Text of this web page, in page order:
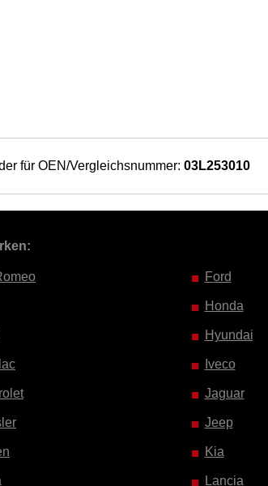
für OEN/Vergleichsnummer: 03L253010
Ford
Honda
Hyundai
Iveco
Jaguar
Jeep
Kia
Lancia